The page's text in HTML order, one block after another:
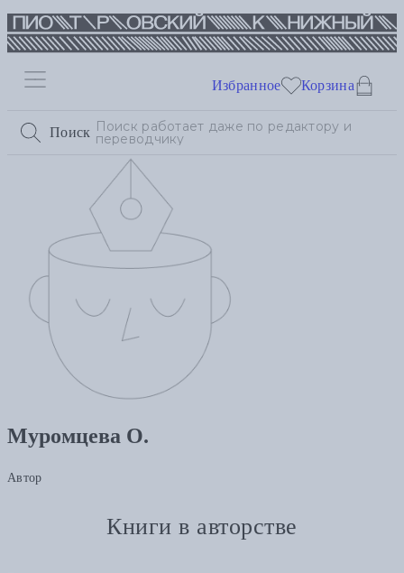
Поиск
Избранное Корзина
Муромцева О.
Автор
Книги в авторстве